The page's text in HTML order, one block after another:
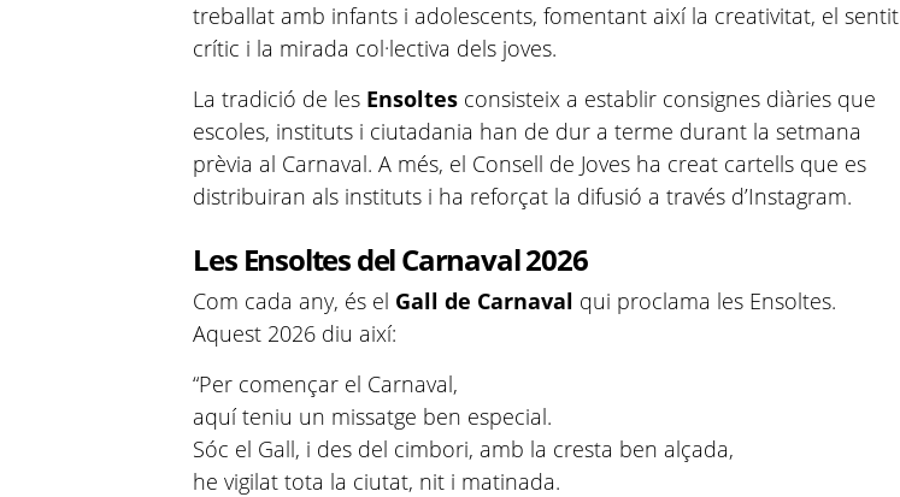
treballat amb infants i adolescents, fomentant així la creativitat, el sentit
crític i la mirada col·lectiva dels joves.
La tradició de les Ensoltes consisteix a establir consignes diàries que
escoles, instituts i ciutadania han de dur a terme durant la setmana
prèvia al Carnaval. A més, el Consell de Joves ha creat cartells que es
distribuiran als instituts i ha reforçat la difusió a través d’Instagram.
Les Ensoltes del Carnaval 2026
Com cada any, és el Gall de Carnaval qui proclama les Ensoltes.
Aquest 2026 diu així:
“Per començar el Carnaval,
aquí teniu un missatge ben especial.
Sóc el Gall, i des del cimbori, amb la cresta ben alçada,
he vigilat tota la ciutat, nit i matinada.